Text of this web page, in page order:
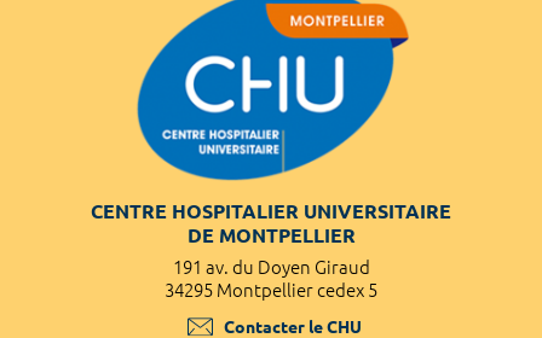
CENTRE HOSPITALIER UNIVERSITAIRE
DE MONTPELLIER
191 av. du Doyen Giraud
34295 Montpellier cedex 5
Contacter le CHU